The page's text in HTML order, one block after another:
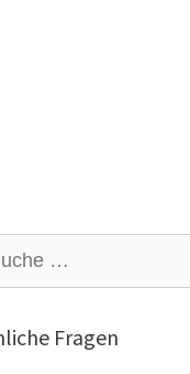
Fragen